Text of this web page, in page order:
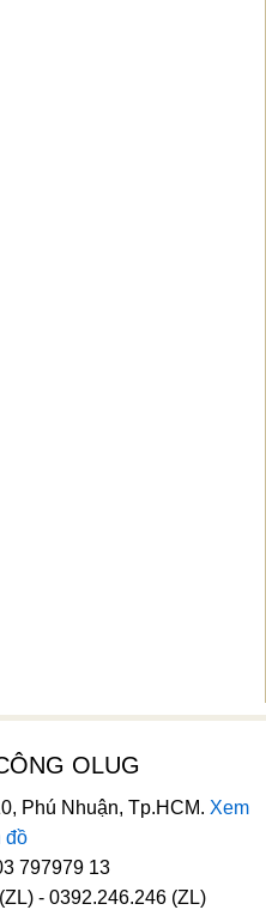
OLUG
Phú Nhuận, Tp.HCM. Xem
đồ
797979 13
- 0392.246.246 (ZL)